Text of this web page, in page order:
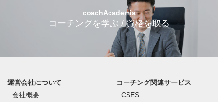
coachAcademia
コーチングを学ぶ / 資格を取る
運営会社について
会社概要
コーチング関連サービス
CSES